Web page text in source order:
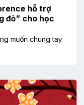
hỗ trợ
đỏ” cho học
muốn chung tay